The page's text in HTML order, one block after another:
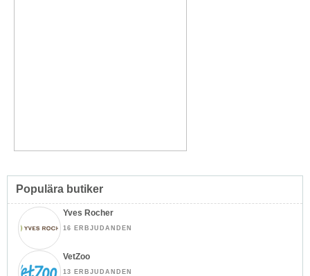
Populära butiker
Yves Rocher
16 ERBJUDANDEN
VetZoo
13 ERBJUDANDEN